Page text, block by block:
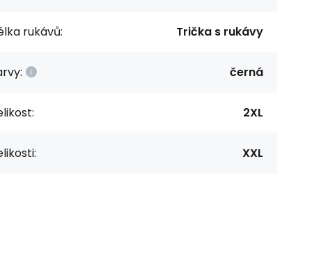
rukávů: Trička s rukávy
černá
2XL
XXL